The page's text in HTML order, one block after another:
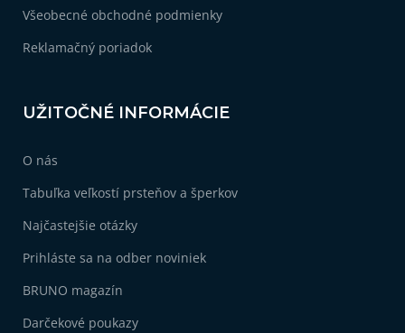
Všeobecné obchodné podmienky
Reklamačný poriadok
UŽITOČNÉ INFORMÁCIE
O nás
Tabuľka veľkostí prsteňov a šperkov
Najčastejšie otázky
Prihláste sa na odber noviniek
BRUNO magazín
Darčekové poukazy